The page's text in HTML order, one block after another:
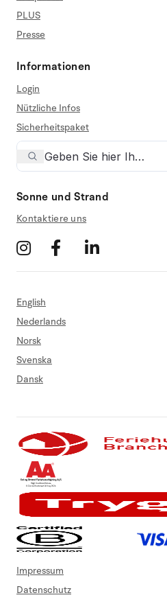
PLUS
Presse
Informationen
Login
Nützliche Infos
Sicherheitspaket
Sonne und Strand
Kontaktiere uns
English
Nederlands
Norsk
Svenska
Dansk
Impressum
Datenschutz